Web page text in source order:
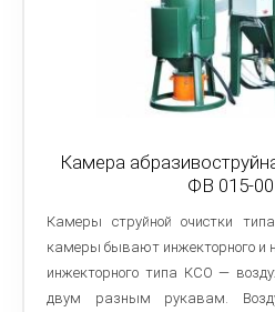
Камера
ФВ 015-
Камеры струйной очистки
камеры бывают инжекторного и
инжекторного типа КСО —
двум разным рукавам.